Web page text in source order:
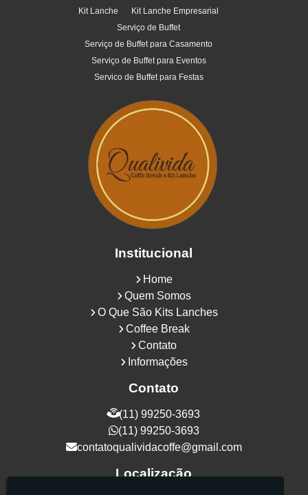
Kit Lanche
Kit Lanche Empresarial
Serviço de Buffet
Serviço de Buffet para Casamento
Serviço de Buffet para Eventos
Servico de Buffet para Festas
Institucional
Home
Quem Somos
O Que São Kits Lanches
Coffee Break
Contato
Informações
Contato
(11) 99250-3693
(11) 99250-3693
contatoqualividacoffe@gmail.com
Localização